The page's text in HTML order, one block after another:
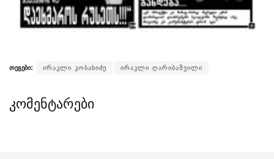
თეგები: ირაკლი კობახიძე ირაკლი ღარიბაშვილი
კომენტარები